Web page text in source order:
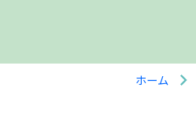
ホーム